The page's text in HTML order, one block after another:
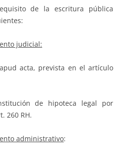
de la escritura pública
judicial:
acta, prevista en el artículo
de hipoteca legal por
260 RH.
administrativo: